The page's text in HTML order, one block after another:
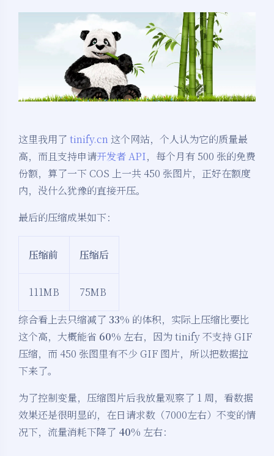
这里我用了 tinify.cn 这个网站，个人认为它的质量最
高，而且支持申请开发者 API，每个月有 500 张的免费
份额，算了一下 COS 上一共 450 张图片，正好在额度
内，没什么犹豫的直接开压。
最后的压缩成果如下：
压缩前 压缩后
111MB
75MB
综合看上去只缩减了 33% 的体积，实际上压缩比要比
这个高，大概能省 60% 左右，因为 tinify 不支持 GIF
压缩，而 450 张图里有不少 GIF 图片，所以把数据拉
下来了。
为了控制变量，压缩图片后我放量观察了 1 周，看数据
效果还是很明显的，在日请求数（7000左右）不变的情
况下，流量消耗下降了 40% 左右：